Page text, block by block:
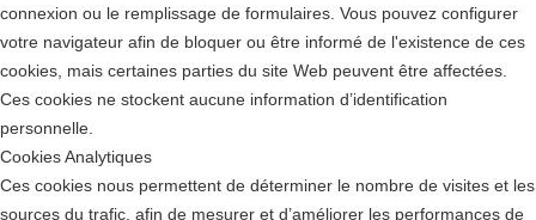
connexion ou le remplissage de formulaires. Vous pouvez configurer
votre navigateur afin de bloquer ou être informé de l'existence de ces
cookies, mais certaines parties du site Web peuvent être affectées.
Ces cookies ne stockent aucune information d’identification
personnelle.
Cookies Analytiques
Ces cookies nous permettent de déterminer le nombre de visites et les
sources du trafic, afin de mesurer et d’améliorer les performances de